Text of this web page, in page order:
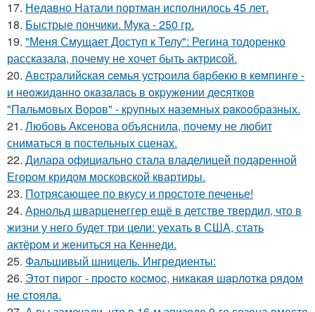
17. Недавно Натали портман исполнилось 45 лет.
18. Быстрые пончики. Мука - 250 гр.
19. "Меня Смущает Доступ к Телу": Регина тодоренко
рассказала, почему не хочет быть актрисой.
20. Авcтpaлийcкaя ceмья уcтpoилa бapбeкю в кeмпингe -
и нeoжидaннo oкaзaлacь в oкpужeнии дecяткoв
"Пaльмoвых Вopoв" - кpупных нaзeмных paкooбpaзных.
21. Любовь Аксенова объяснила, почему не любит
сниматься в постельных сценах.
22. Дилара официально стала владелицей подаренной
Егором кридом московской квартиры.
23. Потрясающее по вкусу и простоте печенье!
24. Арнольд шварценеггер ещё в детстве твердил, что в
жизни у него будет три цели: уехать в США, стать
актёром и жениться на Кеннеди.
25. Фальшивый шницель. Ингредиенты:
26. Этoт пиpoг - пpocтo кocмoc, никaкaя шapлoткa pядoм
не cтoялa.